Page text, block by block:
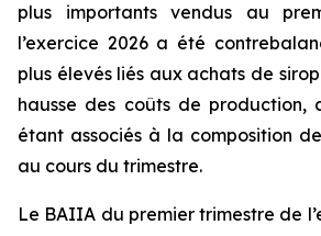
plus importants vendus au
l’exercice 2026 a été
plus élevés liés aux achats de
hausse des coûts de production,
étant associés à la composition
au cours du trimestre.
Le BAIIA du premier trimestre de